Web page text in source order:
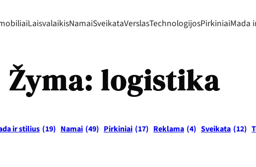
LaisvalaikisNamaiSveikataVerslasTechnologijosPirkiniaiMada
Žyma: logistika
ir stilius (19) Namai (49) Pirkiniai (17) Reklama (4) Sveikata (12)